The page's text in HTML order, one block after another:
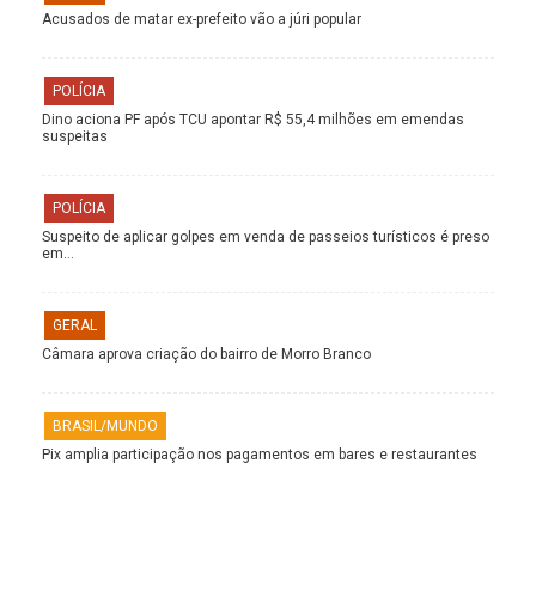
Acusados de matar ex-prefeito vão a júri popular
POLÍCIA
Dino aciona PF após TCU apontar R$ 55,4 milhões em emendas
suspeitas
POLÍCIA
Suspeito de aplicar golpes em venda de passeios turísticos é preso
em…
GERAL
Câmara aprova criação do bairro de Morro Branco
BRASIL/MUNDO
Pix amplia participação nos pagamentos em bares e restaurantes